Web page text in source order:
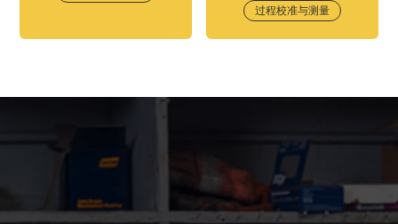
过程校准与测量